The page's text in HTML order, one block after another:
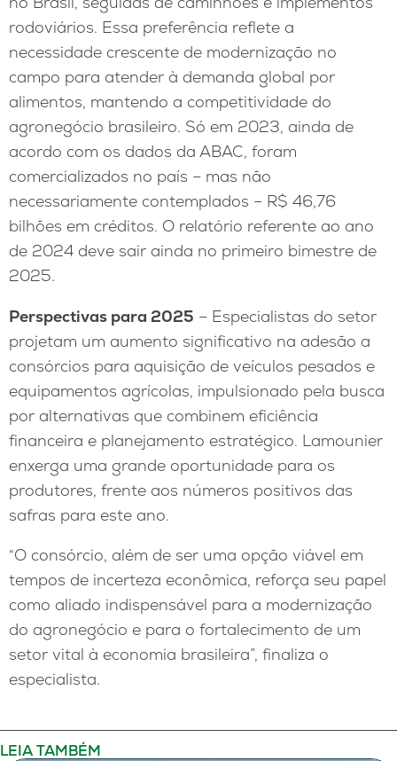
rodoviários. Essa preferência reflete a
necessidade crescente de modernização no
campo para atender à demanda global por
alimentos, mantendo a competitividade do
agronegócio brasileiro. Só em 2023, ainda de
acordo com os dados da ABAC, foram
comercializados no país – mas não
necessariamente contemplados – R$ 46,76
bilhões em créditos. O relatório referente ao ano
de 2024 deve sair ainda no primeiro bimestre de
2025.
Perspectivas para 2025 – Especialistas do setor
projetam um aumento significativo na adesão a
consórcios para aquisição de veículos pesados e
equipamentos agrícolas, impulsionado pela busca
por alternativas que combinem eficiência
financeira e planejamento estratégico. Lamounier
enxerga uma grande oportunidade para os
produtores, frente aos números positivos das
safras para este ano.
“O consórcio, além de ser uma opção viável em
tempos de incerteza econômica, reforça seu papel
como aliado indispensável para a modernização
do agronegócio e para o fortalecimento de um
setor vital à economia brasileira”, finaliza o
especialista.
LEIA TAMBÉM